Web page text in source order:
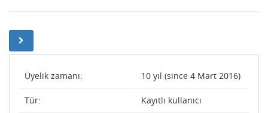
Üyelik zamanı: 10 yıl (since 4 Mart 2016)
Tür: Kayıtlı kullanıcı